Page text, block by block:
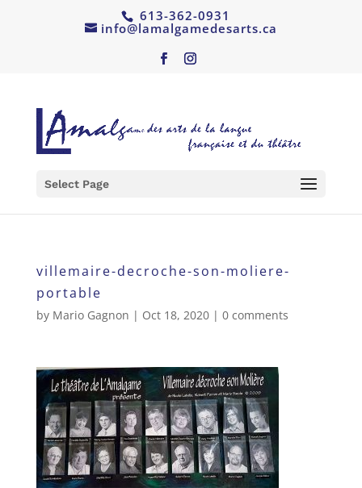
613-362-0931
info@lamalgamedesarts.ca
Select Page
villemaire-decroche-son-moliere-
portable
by Mario Gagnon | Oct 18, 2020| 0 comments